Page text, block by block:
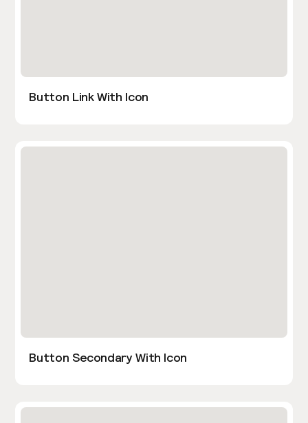
Button Link With Icon
Button Secondary With Icon